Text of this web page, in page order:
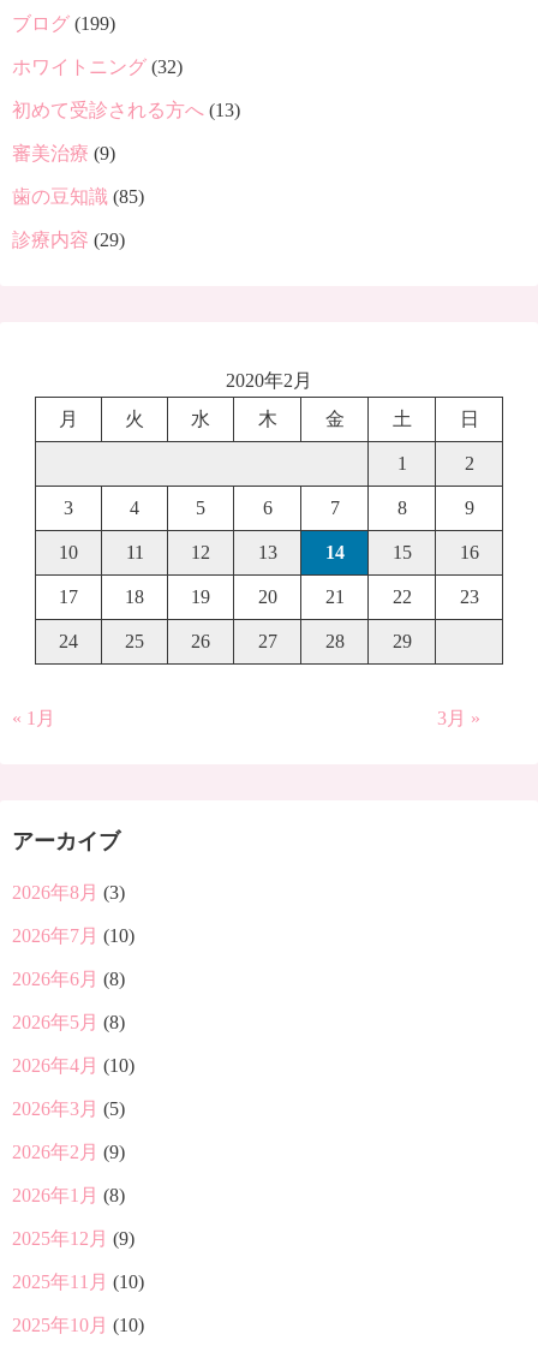
ブログ (199)
ホワイトニング (32)
初めて受診される方へ (13)
審美治療 (9)
歯の豆知識 (85)
診療内容 (29)
2020年2月
月
火 水 木 金 土 日
1 2
3 4 5 6 7 8 9
10 11 12 13 14 15 16
17 18 19 20 21 22 23
24 25 26 27 28 29
« 1月 3月 »
アーカイブ
2026年8月 (3)
2026年7月 (10)
2026年6月 (8)
2026年5月 (8)
2026年4月 (10)
2026年3月 (5)
2026年2月 (9)
2026年1月 (8)
2025年12月 (9)
2025年11月 (10)
2025年10月 (10)